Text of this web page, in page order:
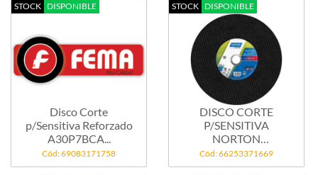
STOCK DISPONIBLE
Disco Corte
p/Sensitiva Reforzado
A30P7BCA...
Cód: 69083171758
STOCK DISPONIBLE
DISCO CORTE
P/SENSITIVA
NORTON
356x3,2x25,4--AR...
Cód: 66253371669